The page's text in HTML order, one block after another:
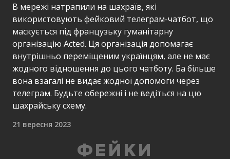
В мережі натрапили на шахраїв, які
використовують фейковий телеграм-чатбот, що
маскується під французьку гуманітарну
організацію Acted. Ця організація допомагає
внутрішньо переміщеним українцям, але не має
жодного відношення до цього чатботу. Ба більше
вона взагалі не видає жодної допомоги через
телеграм. Будьте обережні і не ведіться на цю
шахрайську схему.
21 вересня 2023
ФЕЙКИ